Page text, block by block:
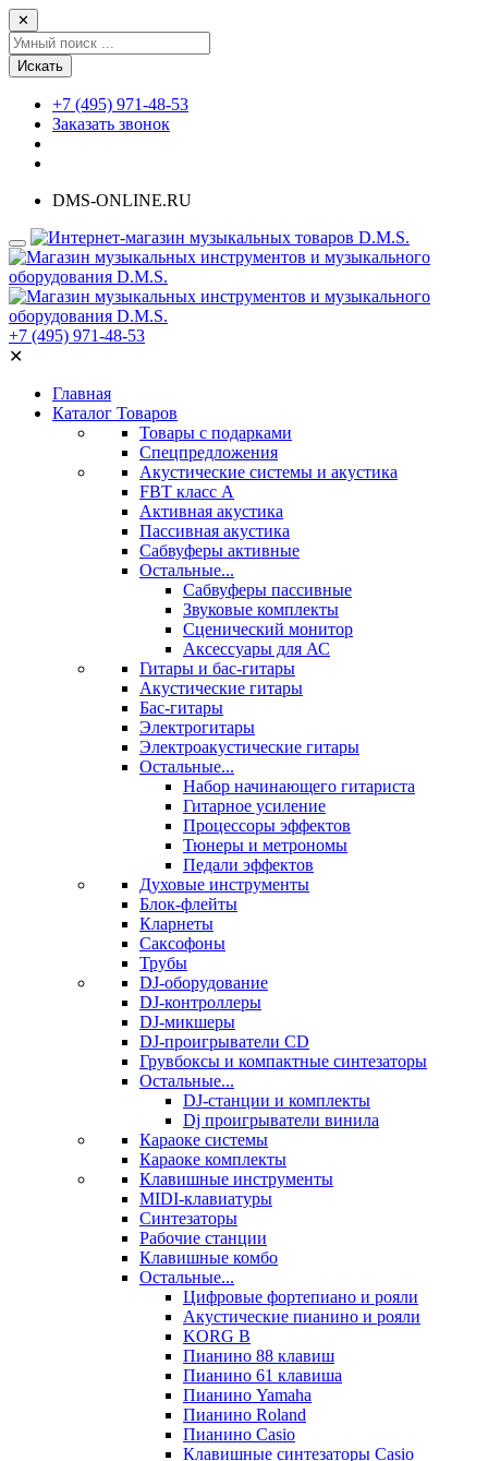
✕
Искать
+7 (495) 971-48-53
Заказать звонок
DMS-ONLINE.RU
+7 (495) 971-48-53
✕
Главная
Каталог Товаров
Товары с подарками
Спецпредложения
Акустические системы и акустика
FBT класс А
Активная акустика
Пассивная акустика
Сабвуферы активные
Остальные...
Сабвуферы пассивные
Звуковые комплекты
Сценический монитор
Аксессуары для АС
Гитары и бас-гитары
Акустические гитары
Бас-гитары
Электрогитары
Электроакустические гитары
Остальные...
Набор начинающего гитариста
Гитарное усиление
Процессоры эффектов
Тюнеры и метрономы
Педали эффектов
Духовые инструменты
Блок-флейты
Кларнеты
Саксофоны
Трубы
DJ-оборудование
DJ-контроллеры
DJ-микшеры
DJ-проигрыватели CD
Грувбоксы и компактные синтезаторы
Остальные...
DJ-станции и комплекты
Dj проигрыватели винила
Караоке системы
Караоке комплекты
Клавишные инструменты
MIDI-клавиатуры
Синтезаторы
Рабочие станции
Клавишные комбо
Остальные...
Цифровые фортепиано и рояли
Акустические пианино и рояли
KORG B
Пианино 88 клавиш
Пианино 61 клавиша
Пианино Yamaha
Пианино Roland
Пианино Casio
Клавишные синтезаторы Casio